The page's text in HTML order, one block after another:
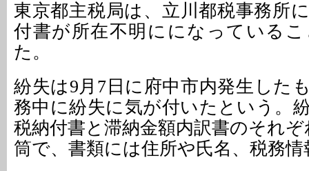
東京都主税局は、立川都税事務所
付書が所在不明にになっている
た。
紛失は9月7日に府中市内発生した
務中に紛失に気が付いたという。
税納付書と滞納金額内訳書のそれ
筒で、書類には住所や氏名、税務